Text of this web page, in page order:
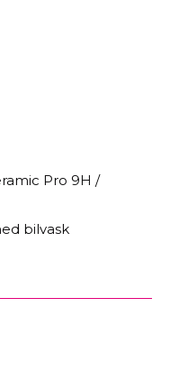
Pro 9H /
bilvask